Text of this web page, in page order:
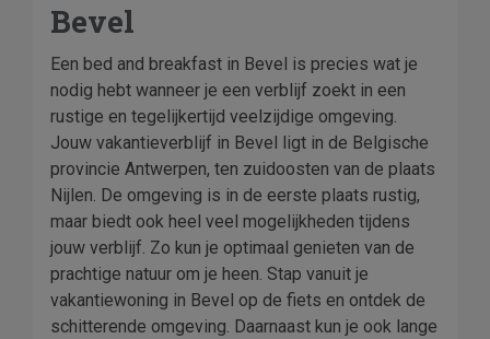
Bevel
Een bed and breakfast in Bevel is precies wat je
nodig hebt wanneer je een verblijf zoekt in een
rustige en tegelijkertijd veelzijdige omgeving.
Jouw vakantieverblijf in Bevel ligt in de Belgische
provincie Antwerpen, ten zuidoosten van de plaats
Nijlen. De omgeving is in de eerste plaats rustig,
maar biedt ook heel veel mogelijkheden tijdens
jouw verblijf. Zo kun je optimaal genieten van de
prachtige natuur om je heen. Stap vanuit je
vakantiewoning in Bevel op de fiets en ontdek de
schitterende omgeving. Daarnaast kun je ook lange